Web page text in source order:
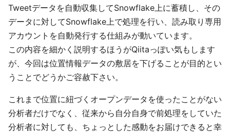
Tweetデータを自動収集してSnowflake上に蓄積し、その
データに対してSnowflake上で処理を行い、読み取り専用
アカウントを自動発行する仕組みが動いています。
この内容を細かく説明するほうがQiitaっぽい気もします
が、今回は位置情報データの敷居を下げることが目的とい
うことでどうかご容赦下さい。
これまで位置に紐づくオープンデータを使ったことがない
分析者だけでなく、従来から自分自身で前処理をしていた
分析者に対しても、ちょっとした感動をお届けできると幸